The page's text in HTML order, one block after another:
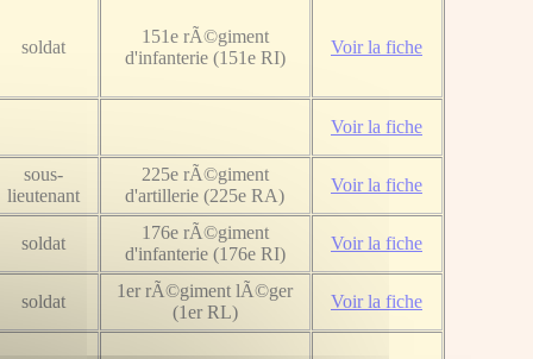
soldat
151e rÃ©giment
d'infanterie (151e RI)
Voir la fiche
Voir la fiche
sous-
lieutenant
225e rÃ©giment
d'artillerie (225e RA)
Voir la fiche
soldat
176e rÃ©giment
d'infanterie (176e RI)
Voir la fiche
soldat
1er rÃ©giment lÃ©ger
(1er RL)
Voir la fiche